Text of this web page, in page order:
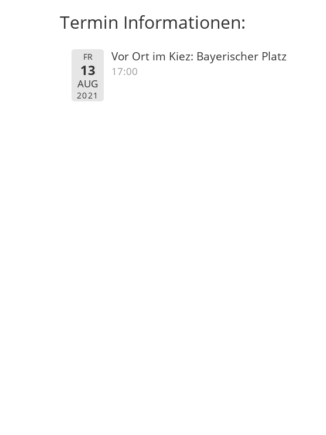
Termin Informationen:
FR
13
AUG
2021
Vor Ort im Kiez: Bayerischer Platz
17:00